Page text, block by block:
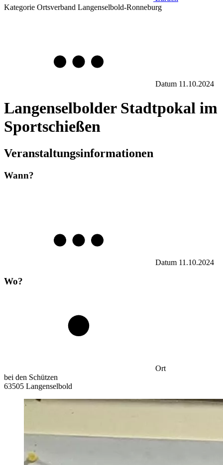
Kategorie Ortsverband Langenselbold-Ronneburg
Datum 11.10.2024
Langenselbolder Stadtpokal im
Sportschießen
Veranstaltungsinformationen
Wann?
Datum 11.10.2024
Wo?
Ort
bei den Schützen
63505 Langenselbold